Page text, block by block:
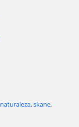
naturaleza,skane,